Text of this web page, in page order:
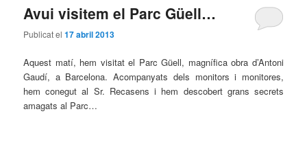
Avui visitem el Parc Güell…
Publicat el17 abril 2013
Aquest matí, hem visitat el Parc Güell, magnífica obra d’Antoni
Gaudí, a Barcelona. Acompanyats dels monitors i monitores,
hem conegut al Sr. Recasens i hem descobert grans secrets
amagats al Parc…